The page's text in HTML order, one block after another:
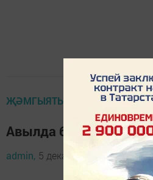
ҖӘМГЫЯТЬ
Авылда барысы да
admin, 5 декабрь 2019 - 11:02